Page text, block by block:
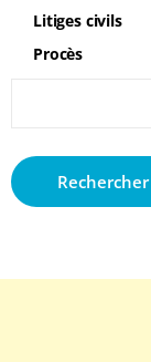
Litiges civils
Procès